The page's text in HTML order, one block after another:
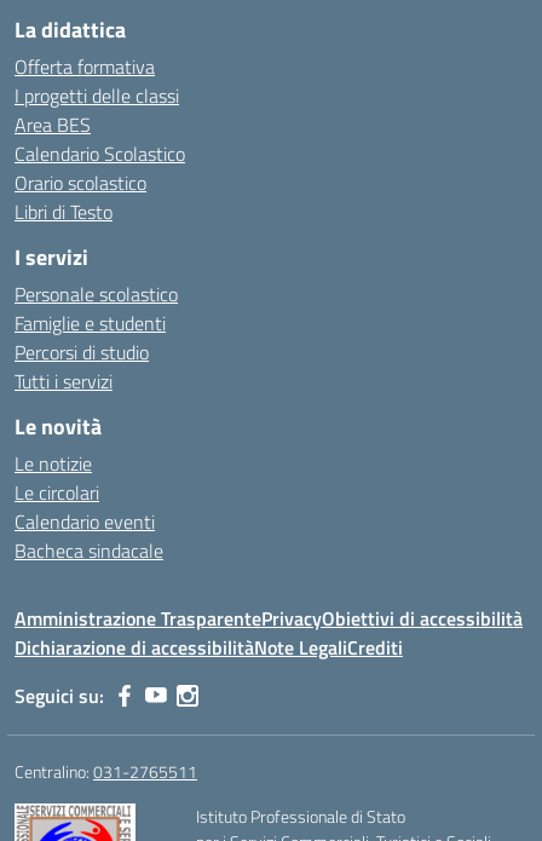
La didattica
Offerta formativa
I progetti delle classi
Area BES
Calendario Scolastico
Orario scolastico
Libri di Testo
I servizi
Personale scolastico
Famiglie e studenti
Percorsi di studio
Tutti i servizi
Le novità
Le notizie
Le circolari
Calendario eventi
Bacheca sindacale
Amministrazione TrasparentePrivacyObiettivi di accessibilità
Dichiarazione di accessibilitàNote LegaliCrediti
Seguici su:
Centralino:031-2765511
Istituto Professionale di Stato